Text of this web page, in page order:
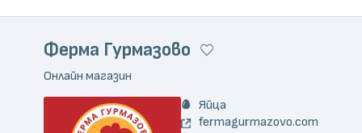
Ферма Гурмазово
Онлайн магазин
Яйца
fermagurmazovo.com